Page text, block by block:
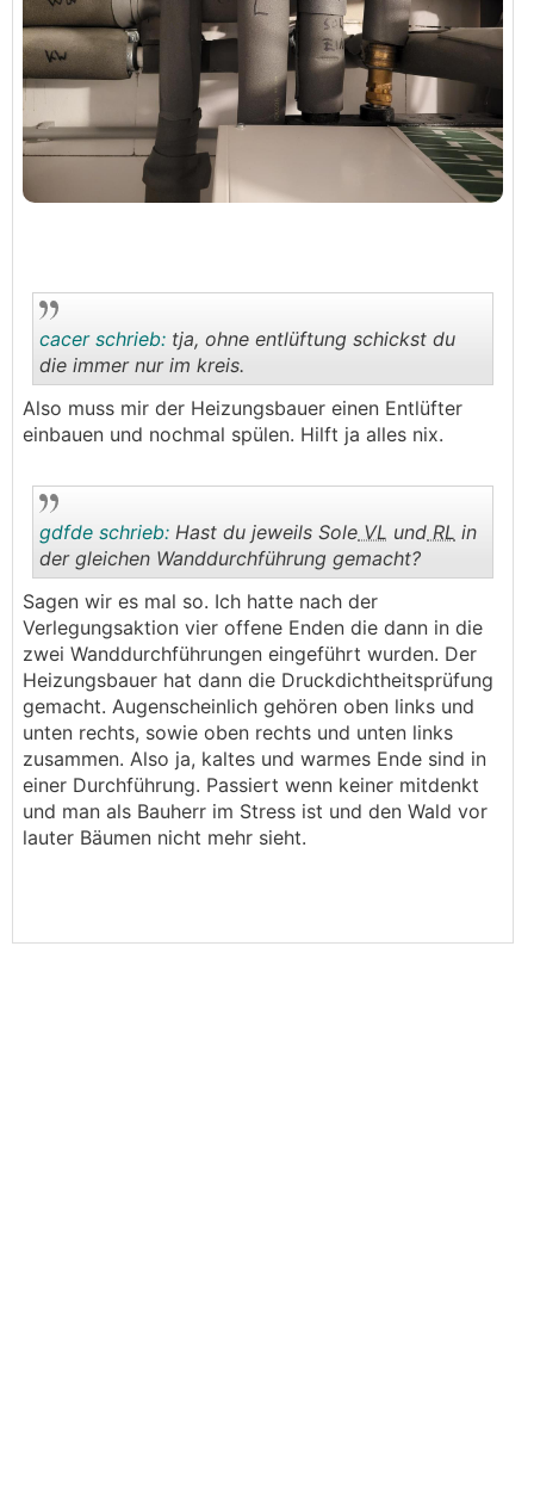
..
cacer schrieb: tja, ohne entlüftung schickst du
die immer nur im kreis.
Also muss mir der Heizungsbauer einen Entlüfter
einbauen und nochmal spülen. Hilft ja alles nix.
..
gdfde schrieb: Hast du jeweils Sole VL und RL in
der gleichen Wanddurchführung gemacht?
Sagen wir es mal so. Ich hatte nach der
Verlegungsaktion vier offene Enden die dann in die
zwei Wanddurchführungen eingeführt wurden. Der
Heizungsbauer hat dann die Druckdichtheitsprüfung
gemacht. Augenscheinlich gehören oben links und
unten rechts, sowie oben rechts und unten links
zusammen. Also ja, kaltes und warmes Ende sind in
einer Durchführung. Passiert wenn keiner mitdenkt
und man als Bauherr im Stress ist und den Wald vor
lauter Bäumen nicht mehr sieht.